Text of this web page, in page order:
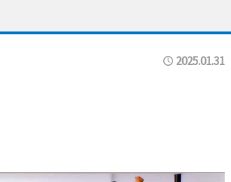
2025.01.31